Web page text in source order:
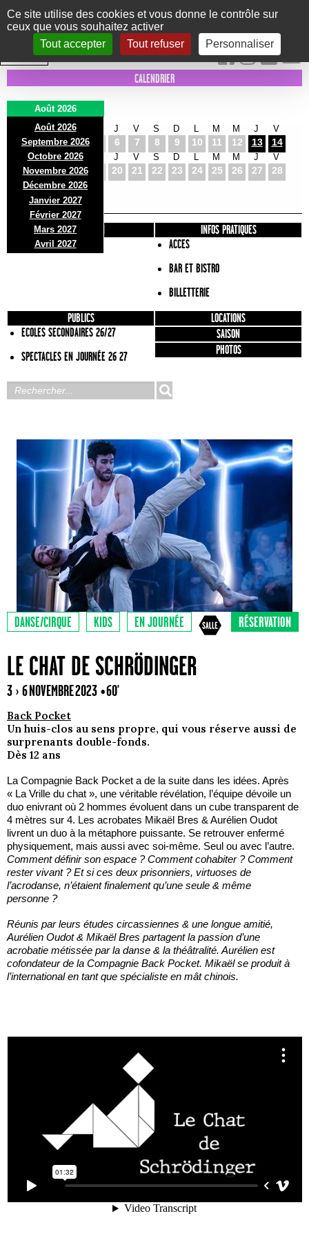
Panneau de gestion des cookies
Ce site utilise des cookies et vous donne le contrôle sur
ceux que vous souhaitez activer
Tout accepter
Tout refuser Personnaliser
Le Marni
CONCERTS DANSE/CIRQUE THÉÂTRE KIDS EXPOS EVENTS
INTRA MUROS
CALENDRIER
Août 2026
Août 2026
Septembre 2026
Octobre 2026
Novembre 2026
Décembre 2026
Janvier 2027
Février 2027
Mars 2027
Avril 2027
D
2
L
3
M
4
J
6
V
7
S
8
D
9 10
M
11
M
12
J
13
V
14
D
16
L
17
M
18
J
20
V
21
S
22
D
23 24
M
25
M
26
J
27
V
28
D
30
L
31
PRÉSENTATION
INFOS PRATIQUES
ACCES
BAR ET BISTRO
BILLETTERIE
PUBLICS
ECOLES SECONDAIRES 26/27
SPECTACLES EN JOURNÉE 26 27
LOCATIONS
SAISON
PHOTOS
DANSE/CIRQUE KIDS EN JOURNÉE RÉSERVATION
LE CHAT DE SCHRÖDINGER
3 › 6 NOVEMBRE 2023 • 60'
Back Pocket
Un huis-clos au sens propre, qui vous réserve aussi de
surprenants double-fonds.
Dès 12 ans
La Compagnie Back Pocket a de la suite dans les idées. Après
« La Vrille du chat », une véritable révélation, l’équipe dévoile un
duo enivrant où 2 hommes évoluent dans un cube transparent de
4 mètres sur 4. Les acrobates Mikaël Bres & Aurélien Oudot
livrent un duo à la métaphore puissante. Se retrouver enfermé
physiquement, mais aussi avec soi-même. Seul ou avec l’autre.
Comment définir son espace ? Comment cohabiter ? Comment
rester vivant ? Et si ces deux prisonniers, virtuoses de
l’acrodanse, n’étaient finalement qu’une seule & même
personne ?
Réunis par leurs études circassiennes & une longue amitié,
Aurélien Oudot & Mikaël Bres partagent la passion d’une
acrobatie métissée par la danse & la théâtralité. Aurélien est
cofondateur de la Compagnie Back Pocket. Mikaël se produit à
l’international en tant que spécialiste en mât chinois.